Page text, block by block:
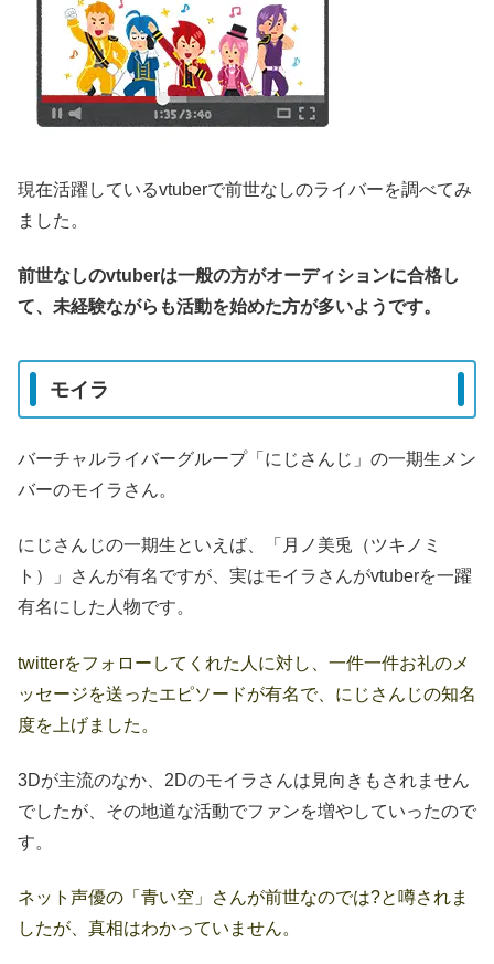
現在活躍しているvtuberで前世なしのライバーを調べてみ
ました。
前世なしのvtuberは一般の方がオーディションに合格し
て、未経験ながらも活動を始めた方が多いようです。
モイラ
バーチャルライバーグループ「にじさんじ」の一期生メン
バーのモイラさん。
にじさんじの一期生といえば、「月ノ美兎（ツキノミ
ト）」さんが有名ですが、実はモイラさんがvtuberを一躍
有名にした人物です。
twitterをフォローしてくれた人に対し、一件一件お礼のメ
ッセージを送ったエピソードが有名で、にじさんじの知名
度を上げました。
3Dが主流のなか、2Dのモイラさんは見向きもされません
でしたが、その地道な活動でファンを増やしていったので
す。
ネット声優の「青い空」さんが前世なのでは?と噂されま
したが、真相はわかっていません。